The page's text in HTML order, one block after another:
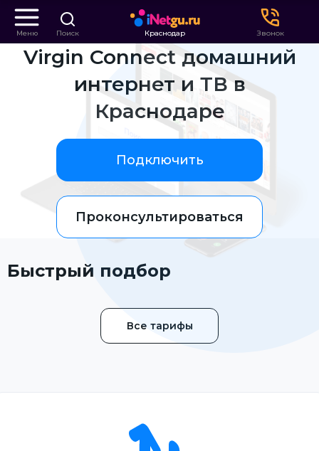
Меню Поиск Краснодар Звонок
Virgin Connect домашний
интернет и ТВ в
Краснодаре
Подключить
Проконсультироваться
Быстрый подбор
Все тарифы